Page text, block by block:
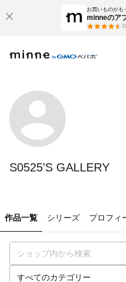
お買いものがも
minneのア
3
S0525'S GALLERY
作品一覧 シリーズ プロフィ